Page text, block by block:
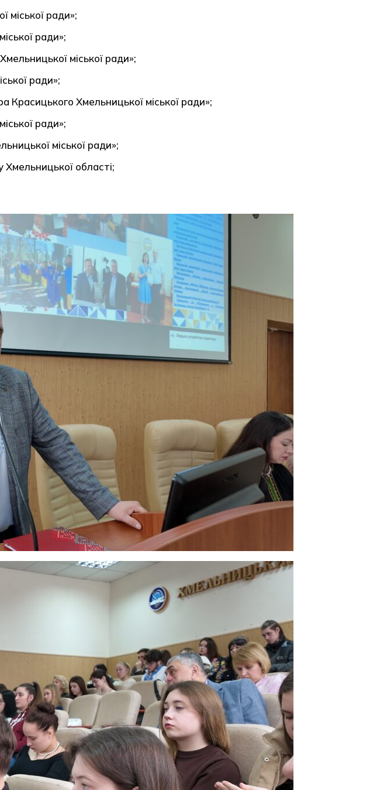
міської ради»;
ради»;
міської ради»;
ради»;
Красицького Хмельницької міської ради»;
ради»;
міської ради»;
Хмельницької області;